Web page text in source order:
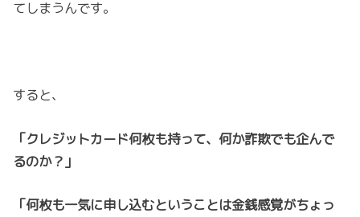
てしまうんです。
すると、
「クレジットカード何枚も持って、何か詐欺でも企んで
るのか？」
「何枚も一気に申し込むということは金銭感覚がちょっ